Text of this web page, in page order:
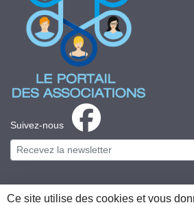
Suivez-nous
Ce site utilise des cookies et vous